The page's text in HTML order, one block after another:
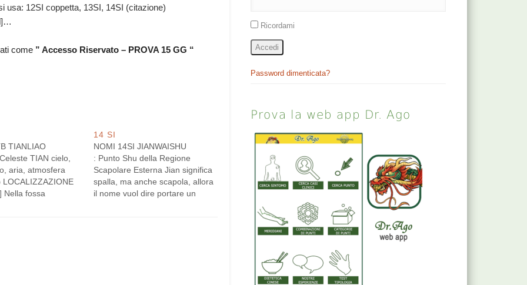
usa: 12SI coppetta, 13SI, 14SI (citazione)
come ” Accesso Riservato – PROVA 15 GG “
TIANLIAO
TIAN cielo,
aria, atmosfera
LOCALIZZAZIONE
Nella fossa
14 SI
NOMI 14SI JIANWAISHU
: Punto Shu della Regione
Scapolare Esterna Jian significa
spalla, ma anche scapola, allora
il nome vuol dire portare un
Ricordami
Accedi
Password dimenticata?
Prova la web app Dr. Ago